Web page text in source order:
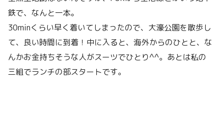
鉄で、なんと一本。
30minくらい早く着いてしまったので、大濠公園を散歩し
て、良い時間に到着！中に入ると、海外からのひとと、な
んかお金持ちそうな人がスーツでひとり^^。あとは私の
三組でランチの部スタートです。